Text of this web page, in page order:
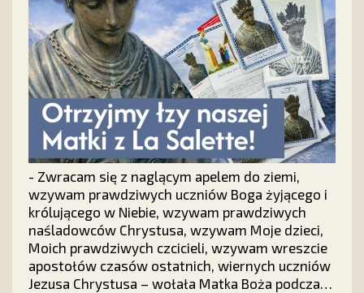
- Zwracam się z naglącym apelem do ziemi,
wzywam prawdziwych uczniów Boga żyjącego i
królującego w Niebie, wzywam prawdziwych
naśladowców Chrystusa, wzywam Moje dzieci,
Moich prawdziwych czcicieli, wzywam wreszcie
apostołów czasów ostatnich, wiernych uczniów
Jezusa Chrystusa – wołała Matka Boża podczas